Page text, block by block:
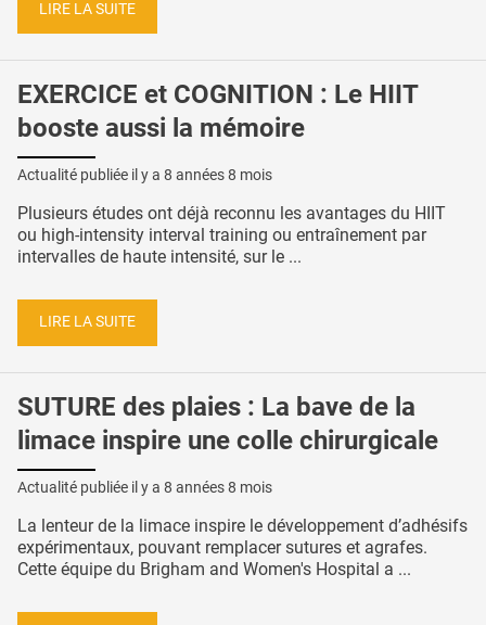
LIRE LA SUITE
EXERCICE et COGNITION : Le HIIT
booste aussi la mémoire
Actualité publiée il y a 8 années 8 mois
Plusieurs études ont déjà reconnu les avantages du HIIT
ou high-intensity interval training ou entraînement par
intervalles de haute intensité, sur le ...
LIRE LA SUITE
SUTURE des plaies : La bave de la
limace inspire une colle chirurgicale
Actualité publiée il y a 8 années 8 mois
La lenteur de la limace inspire le développement d’adhésifs
expérimentaux, pouvant remplacer sutures et agrafes.
Cette équipe du Brigham and Women's Hospital a ...